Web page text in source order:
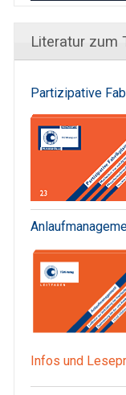
Literatur zum
Partizipative
Infos und